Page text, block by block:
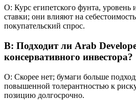
О: Курс египетского фунта,
ставки; они влияют на
покупательский спрос.
В: Подходит ли Arab
консервативного инвестора?
О: Скорее нет; бумаги больше
повышенной толерантностью к
позицию долгосрочно.